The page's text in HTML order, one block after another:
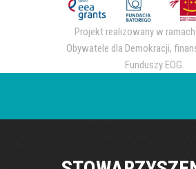
Projekt realizowany w
Obywatele dla Demokracji,
Funduszy EOG.